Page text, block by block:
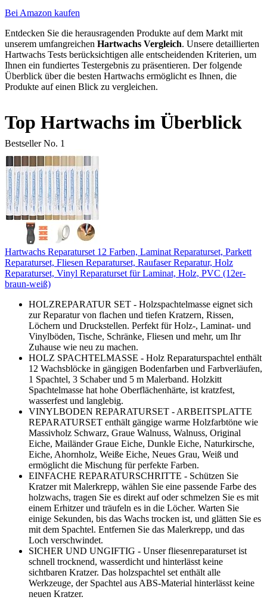
Bei Amazon kaufen
Entdecken Sie die herausragenden Produkte auf dem Markt mit
unserem umfangreichen Hartwachs Vergleich. Unsere detaillierten
Hartwachs Tests berücksichtigen alle entscheidenden Kriterien, um
Ihnen ein fundiertes Testergebnis zu präsentieren. Der folgende
Überblick über die besten Hartwachs ermöglicht es Ihnen, die
Produkte auf einen Blick zu vergleichen.
Top Hartwachs im Überblick
Bestseller No. 1
Hartwachs Reparaturset 12 Farben, Laminat Reparaturset, Parkett
Reparaturset, Fliesen Reparaturset, Raufaser Reparatur, Holz
Reparaturset, Vinyl Reparaturset für Laminat, Holz, PVC (12er-
braun-weiß)
HOLZREPARATUR SET - Holzspachtelmasse eignet sich
zur Reparatur von flachen und tiefen Kratzern, Rissen,
Löchern und Druckstellen. Perfekt für Holz-, Laminat- und
Vinylböden, Tische, Schränke, Fliesen und mehr, um Ihr
Zuhause wie neu zu machen.
HOLZ SPACHTELMASSE - Holz Reparaturspachtel enthält
12 Wachsblöcke in gängigen Bodenfarben und Farbverläufen,
1 Spachtel, 3 Schaber und 5 m Malerband. Holzkitt
Spachtelmasse hat hohe Oberflächenhärte, ist kratzfest,
wasserfest und langlebig.
VINYLBODEN REPARATURSET - ARBEITSPLATTE
REPARATURSET enthält gängige warme Holzfarbtöne wie
Massivholz Schwarz, Graue Walnuss, Walnuss, Original
Eiche, Mailänder Graue Eiche, Dunkle Eiche, Naturkirsche,
Eiche, Ahornholz, Weiße Eiche, Neues Grau, Weiß und
ermöglicht die Mischung für perfekte Farben.
EINFACHE REPARATURSCHRITTE - Schützen Sie
Kratzer mit Malerkrepp, wählen Sie eine passende Farbe des
holzwachs, tragen Sie es direkt auf oder schmelzen Sie es mit
einem Erhitzer und träufeln es in die Löcher. Warten Sie
einige Sekunden, bis das Wachs trocken ist, und glätten Sie es
mit dem Spachtel. Entfernen Sie das Malerkrepp, und das
Loch verschwindet.
SICHER UND UNGIFTIG - Unser fliesenreparaturset ist
schnell trocknend, wasserdicht und hinterlässt keine
sichtbaren Kratzer. Das holzspachtel set enthält alle
Werkzeuge, der Spachtel aus ABS-Material hinterlässt keine
neuen Kratzer.